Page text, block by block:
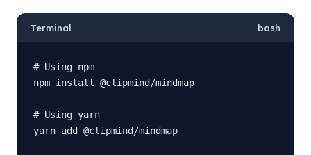
Terminal bash
# Using npm
npm install @clipmind/mindmap
# Using yarn
yarn add @clipmind/mindmap